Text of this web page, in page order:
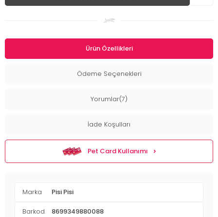
Ürün Özellikleri
Ödeme Seçenekleri
Yorumlar(7)
İade Koşulları
Pet Card Kullanımı
Marka Pisi Pisi
Barkod 8699349880088